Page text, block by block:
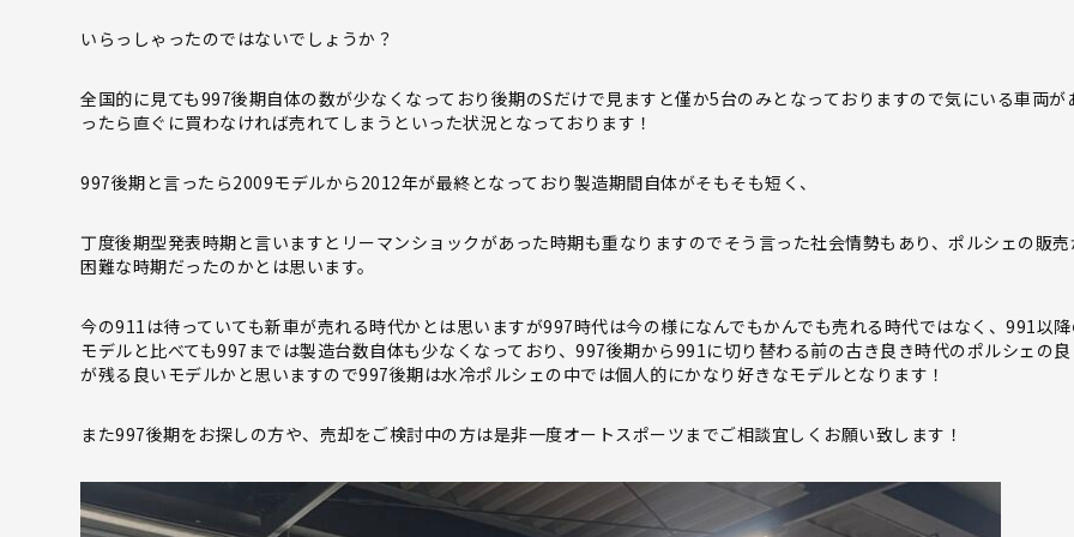
いらっしゃったのではないでしょうか？
全国的に見ても997後期自体の数が少なくなっており後期のSだけで見ますと僅か5台のみとなっておりますので気にいる車両が
ったら直ぐに買わなければ売れてしまうといった状況となっております！
997後期と言ったら2009モデルから2012年が最終となっており製造期間自体がそもそも短く、
丁度後期型発表時期と言いますとリーマンショックがあった時期も重なりますのでそう言った社会情勢もあり、ポルシェの販
困難な時期だったのかとは思います。
今の911は待っていても新車が売れる時代かとは思いますが997時代は今の様になんでもかんでも売れる時代ではなく、991以
モデルと比べても997までは製造台数自体も少なくなっており、997後期から991に切り替わる前の古き良き時代のポルシェの
が残る良いモデルかと思いますので997後期は水冷ポルシェの中では個人的にかなり好きなモデルとなります！
また997後期をお探しの方や、売却をご検討中の方は是非一度オートスポーツまでご相談宜しくお願い致します！